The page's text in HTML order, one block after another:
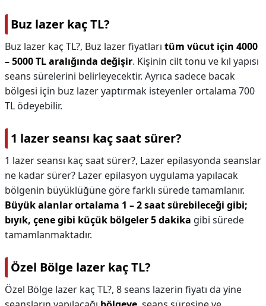
Buz lazer kaç TL?
Buz lazer kaç TL?, Buz lazer fiyatları tüm vücut için 4000
– 5000 TL aralığında değişir. Kişinin cilt tonu ve kıl yapısı
seans sürelerini belirleyecektir. Ayrıca sadece bacak
bölgesi için buz lazer yaptırmak isteyenler ortalama 700
TL ödeyebilir.
1 lazer seansı kaç saat sürer?
1 lazer seansı kaç saat sürer?, Lazer epilasyonda seanslar
ne kadar sürer? Lazer epilasyon uygulama yapılacak
bölgenin büyüklüğüne göre farklı sürede tamamlanır.
Büyük alanlar ortalama 1 – 2 saat sürebileceği gibi;
bıyık, çene gibi küçük bölgeler 5 dakika gibi sürede
tamamlanmaktadır.
Özel Bölge lazer kaç TL?
Özel Bölge lazer kaç TL?, 8 seans lazerin fiyatı da yine